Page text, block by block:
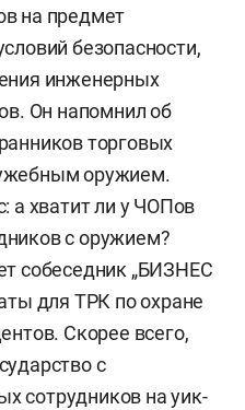
на предмет
безопасности,
инженерных
Он напомнил об
торговых
оружием.
а хватит ли у ЧОПов
с оружием?
собеседник „БИЗНЕС
для ТРК по охране
Скорее всего,
с
сотрудников на уик-